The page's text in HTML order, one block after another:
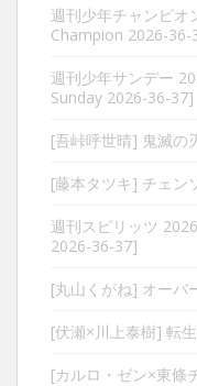
週刊少年チャンピ
Champion 2026-36-
週刊少年サンデー
Sunday 2026-36-37]
[吾峠呼世晴] 鬼滅の
[藤本タツキ] チェン
週刊スピリッツ
2026-36-37]
[丸山くがね] オーバ
[伏瀬×川上泰樹] 転
[カルロ・ゼン×東條